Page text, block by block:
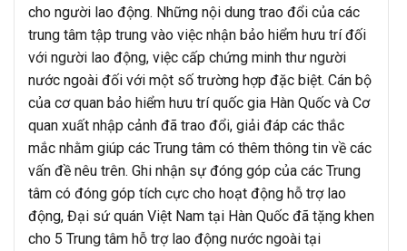
cho người lao động. Những nội dung trao đổi của các
trung tâm tập trung vào việc nhận bảo hiểm hưu trí đối
với người lao động, việc cấp chứng minh thư người
nước ngoài đối với một số trường hợp đặc biệt. Cán bộ
của cơ quan bảo hiểm hưu trí quốc gia Hàn Quốc và Cơ
quan xuất nhập cảnh đã trao đổi, giải đáp các thắc
mắc nhằm giúp các Trung tâm có thêm thông tin về các
vấn đề nêu trên. Ghi nhận sự đóng góp của các Trung
tâm có đóng góp tích cực cho hoạt động hỗ trợ lao
động, Đại sứ quán Việt Nam tại Hàn Quốc đã tặng khen
cho 5 Trung tâm hỗ trợ lao động nước ngoài tại